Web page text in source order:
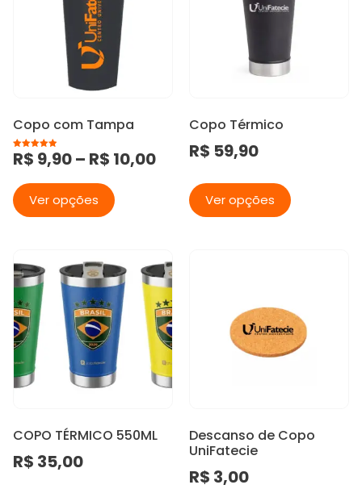
Copo com Tampa
Avaliação
5.00
R$ 9,90– R$ 10,00
Ver opções
Copo Térmico
R$ 59,90
Ver opções
COPO TÉRMICO 550ML
R$ 35,00
Descanso de Copo
UniFatecie
R$ 3,00